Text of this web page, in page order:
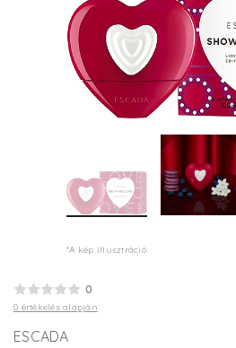
*A kép illusztráció
0
0 értékelés alapján
ESCADA